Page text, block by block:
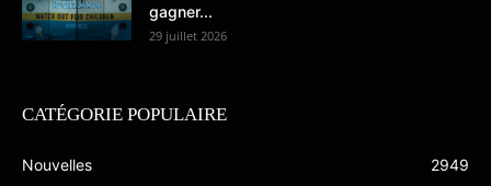
gagner...
29 juillet 2026
CATÉGORIE POPULAIRE
Nouvelles
2949